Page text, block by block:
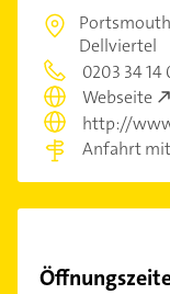
Dellviertel
0203 34 14
Webseite
http://
Anfahrt mit